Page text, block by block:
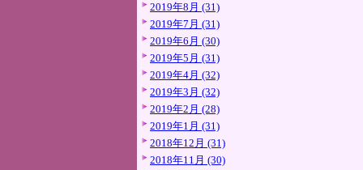
2019年8月 (31)
2019年7月 (31)
2019年6月 (30)
2019年5月 (31)
2019年4月 (32)
2019年3月 (32)
2019年2月 (28)
2019年1月 (31)
2018年12月 (31)
2018年11月 (30)